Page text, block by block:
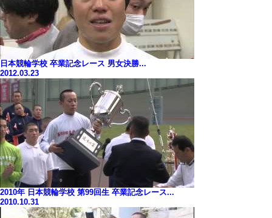
日本競輪学校 卒業記念レース 男女決勝...
2012.03.23
2010年 日本競輪学校 第99回生 卒業記念レース...
2010.10.31